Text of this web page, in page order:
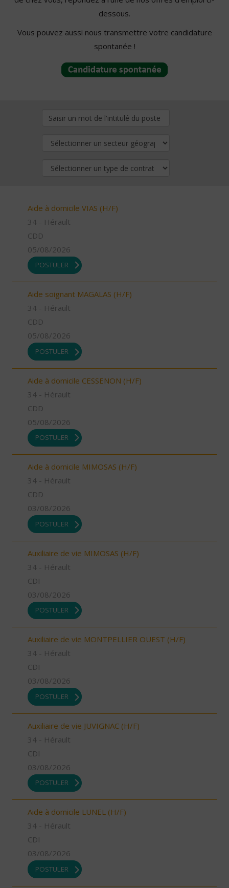
dessous.
Vous pouvez aussi nous transmettre votre candidature
spontanée !
Aide à domicile VIAS (H/F)
34 - Hérault
CDD
05/08/2026
POSTULER
Aide soignant MAGALAS (H/F)
34 - Hérault
CDD
05/08/2026
POSTULER
Aide à domicile CESSENON (H/F)
34 - Hérault
CDD
05/08/2026
POSTULER
Aide à domicile MIMOSAS (H/F)
34 - Hérault
CDD
03/08/2026
POSTULER
Auxiliaire de vie MIMOSAS (H/F)
34 - Hérault
CDI
03/08/2026
POSTULER
Auxiliaire de vie MONTPELLIER OUEST (H/F)
34 - Hérault
CDI
03/08/2026
POSTULER
Auxiliaire de vie JUVIGNAC (H/F)
34 - Hérault
CDI
03/08/2026
POSTULER
Aide à domicile LUNEL (H/F)
34 - Hérault
CDI
03/08/2026
POSTULER